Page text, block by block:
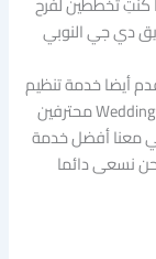
دي جي النوبي
أيضا خدمة تنظيم
الفرح بشكل شامل من خلال Wedding Planners محترفين
معنا أفضل خدمة
نسعى دائما